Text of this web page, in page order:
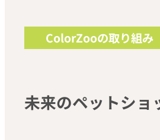
ColorZooの取り組み
未来のペットショ